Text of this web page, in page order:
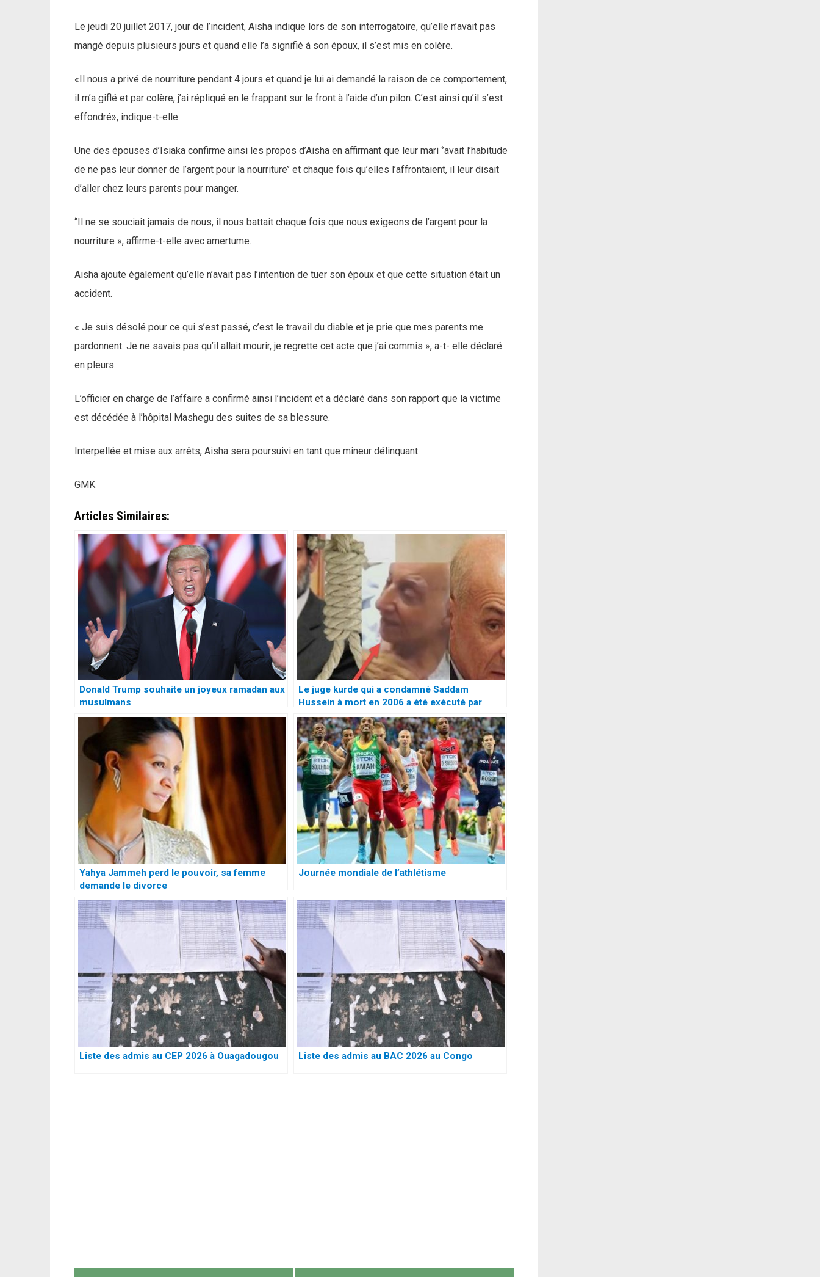
Le jeudi 20 juillet 2017, jour de l’incident, Aisha indique lors de son interrogatoire, qu’elle n’avait pas
mangé depuis plusieurs jours et quand elle l’a signifié à son époux, il s’est mis en colère.
«Il nous a privé de nourriture pendant 4 jours et quand je lui ai demandé la raison de ce comportement,
il m’a giflé et par colère, j’ai répliqué en le frappant sur le front à l’aide d’un pilon. C’est ainsi qu’il s’est
effondré», indique-t-elle.
Une des épouses d’Isiaka confirme ainsi les propos d’Aisha en affirmant que leur mari ‘’avait l’habitude
de ne pas leur donner de l’argent pour la nourriture’’ et chaque fois qu’elles l’affrontaient, il leur disait
d’aller chez leurs parents pour manger.
‘’Il ne se souciait jamais de nous, il nous battait chaque fois que nous exigeons de l’argent pour la
nourriture », affirme-t-elle avec amertume.
Aisha ajoute également qu’elle n’avait pas l’intention de tuer son époux et que cette situation était un
accident.
« Je suis désolé pour ce qui s’est passé, c’est le travail du diable et je prie que mes parents me
pardonnent. Je ne savais pas qu’il allait mourir, je regrette cet acte que j’ai commis », a-t- elle déclaré
en pleurs.
L’officier en charge de l’affaire a confirmé ainsi l’incident et a déclaré dans son rapport que la victime
est décédée à l’hôpital Mashegu des suites de sa blessure.
Interpellée et mise aux arrêts, Aisha sera poursuivi en tant que mineur délinquant.
GMK
Articles Similaires:
Donald Trump souhaite un joyeux ramadan aux
musulmans
Le juge kurde qui a condamné Saddam
Hussein à mort en 2006 a été exécuté par
Daech
Yahya Jammeh perd le pouvoir, sa femme
demande le divorce
Journée mondiale de l’athlétisme
Liste des admis au CEP 2026 à Ouagadougou Liste des admis au BAC 2026 au Congo